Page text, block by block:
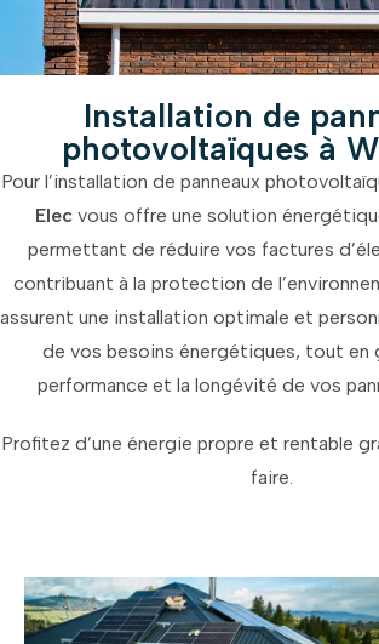
Installation de
photovoltaïques à
Pour l’installation de panneaux
Elec vous offre une solution
permettant de réduire vos factures
contribuant à la protection de
assurent une installation optimale et
de vos besoins énergétiques, tout en
performance et la longévité de vos
Profitez d’une énergie propre et rentable
faire.